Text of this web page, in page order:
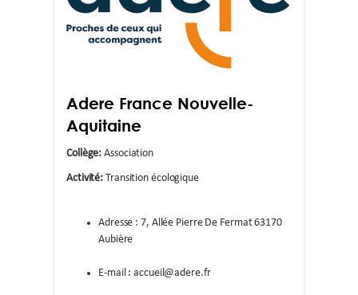
Adere France Nouvelle-
Aquitaine
Collège: Association
Activité: Transition écologique
Adresse : 7, Allée Pierre De Fermat 63170
Aubière
E-mail : accueil@adere.fr